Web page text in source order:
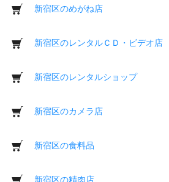
新宿区のめがね店
新宿区のレンタルＣＤ・ビデオ店
新宿区のレンタルショップ
新宿区のカメラ店
新宿区の食料品
新宿区の精肉店